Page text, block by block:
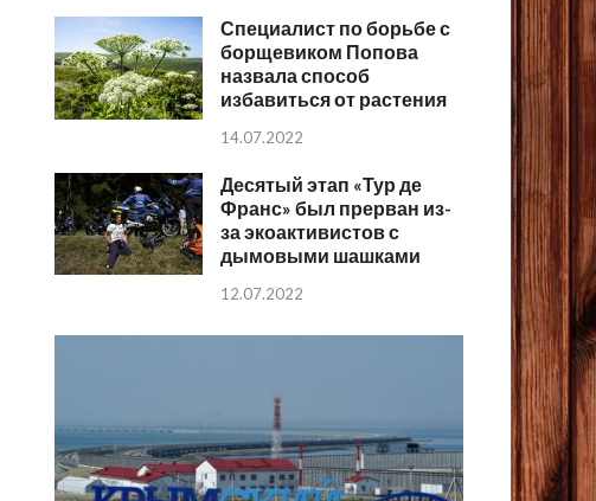
Специалист по борьбе с
борщевиком Попова
назвала способ
избавиться от растения
14.07.2022
Десятый этап «Тур де
Франс» был прерван из-
за экоактивистов с
дымовыми шашками
12.07.2022